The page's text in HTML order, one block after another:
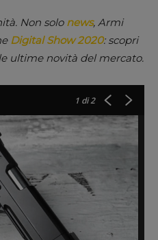
Non solo news, Armi
Digital Show 2020: scopri
ultime novità del mercato.
1 di 2